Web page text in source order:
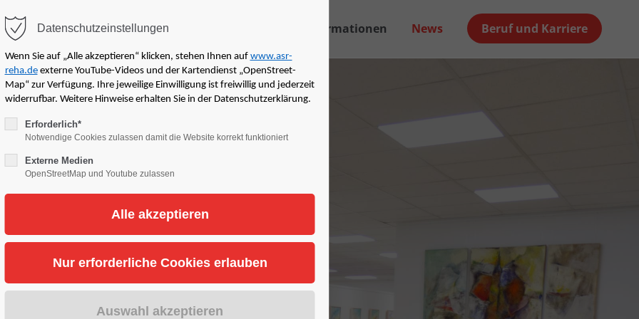
for our customers
(GMT +1)
Get in touch
Drop us a line
info@yourdomain.com
Lorem ipsum dolor sit amet,
consectetuer adipiscing elit.
Aenean commodo ligula eget dolor.
Aenean massa. Cum sociis natoque
montes, nascetur ridiculus mus.
Donec quam felis, ultricies nec.
Therapieangebote Informationen News Beruf und Karriere
Datenschutzeinstellungen
Wenn Sie auf „Alle akzeptieren“ klicken, stehen Ihnen auf www.asr-
reha.deexterne YouTube-Videos und der Kartendienst „OpenStreet-
Map“ zur Verfügung. Ihre jeweilige Einwilligung ist freiwillig und jederzeit
widerrufbar. Weitere Hinweise erhalten Sie in der Datenschutzerklärung.
Erforderlich*
Notwendige Cookies zulassen damit die Website korrekt funktioniert
Externe Medien
OpenStreetMap und Youtube zulassen